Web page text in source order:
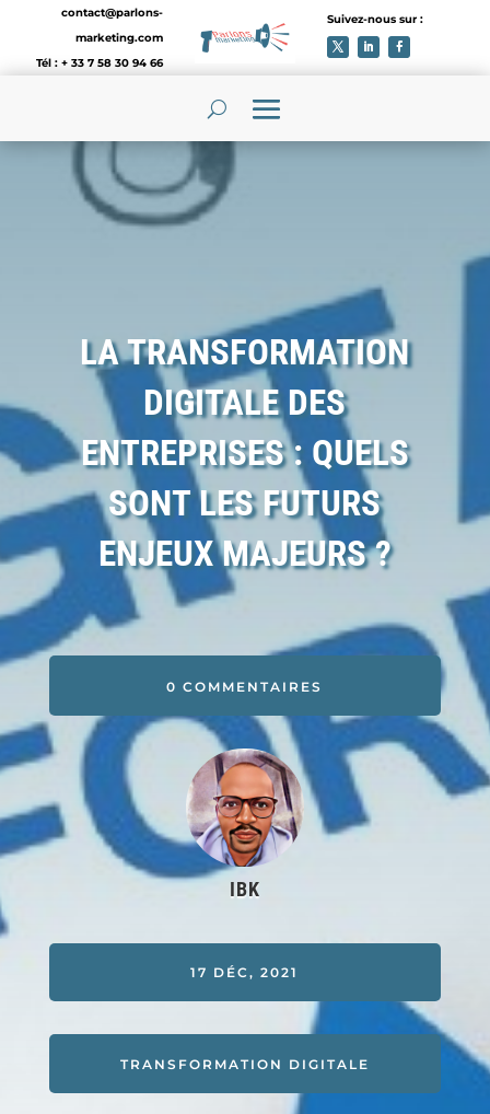
contact@parlons-
marketing.com
Tél : + 33 7 58 30 94 66
Suivez-nous sur :
LA TRANSFORMATION
DIGITALE DES
ENTREPRISES : QUELS
SONT LES FUTURS
ENJEUX MAJEURS ?
0 COMMENTAIRES
IBK
17 DÉC, 2021
TRANSFORMATION DIGITALE